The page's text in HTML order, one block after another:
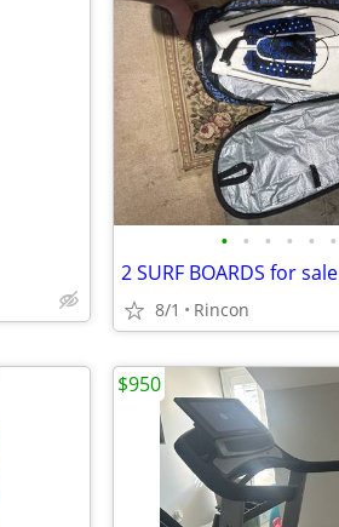
• • • • • •
2 SURF BOARDS for sale
8/1 Rincon
$950